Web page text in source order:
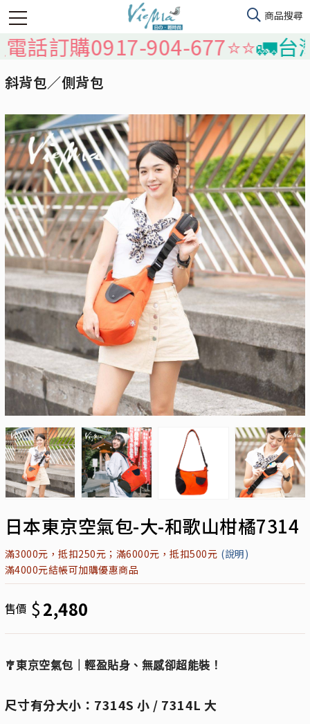
0917-904-677⭐️⭐️🚛台灣本島
斜背包／側背包
日本東京空氣包-大-和歌山柑橘7314
滿3000元，抵扣250元；滿6000元，抵扣500元 (說明)
滿4000元結帳可加購優惠商品
售價 $2,480
🎐東京空氣包｜輕盈貼身、無感卻超能裝！
尺寸有分大小：7314S 小 / 7314L 大